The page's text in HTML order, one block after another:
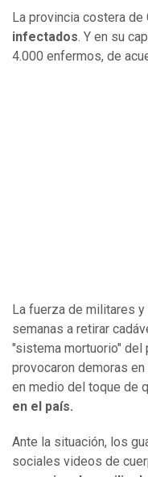
La provincia costera de
infectados. Y en su
4.000 enfermos, de
La fuerza de militares
semanas a retirar
"sistema mortuorio" del
provocaron demoras
en medio del toque de
en el país.
Ante la situación, los
sociales videos de